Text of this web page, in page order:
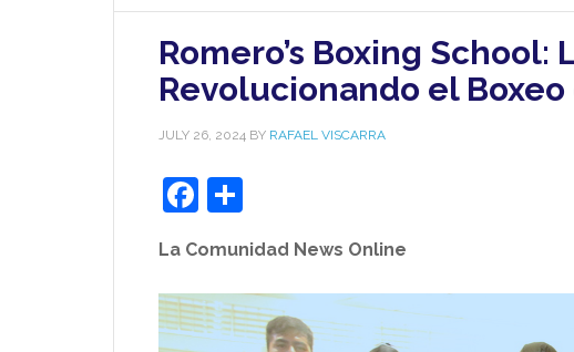
Romero’s Boxing School:
Revolucionando el Boxeo
JULY 26, 2024 BY RAFAEL VISCARRA
Facebook
La Comunidad News Online